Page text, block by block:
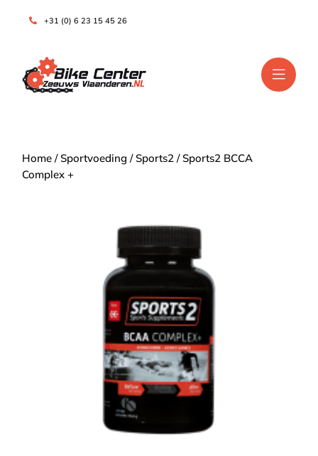
+31 (0) 6 23 15 45 26
Home /Sportvoeding /Sports2 / Sports2 BCCA
Complex +